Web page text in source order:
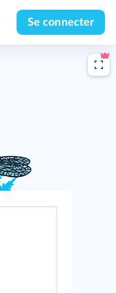
Se connecter